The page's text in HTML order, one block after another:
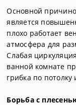
Основной
является
плохо работает
атмосфера для
Слабая
ванной комнате
грибка по потолку
Борьба с